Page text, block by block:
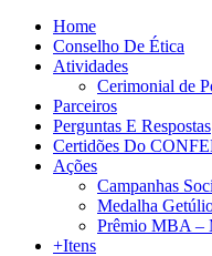
Home
Conselho De Ética
Atividades
Cerimonial de
Parceiros
Perguntas E Respostas
Certidões Do
Ações
Campanhas
Medalha
Prêmio MBA –
+Itens